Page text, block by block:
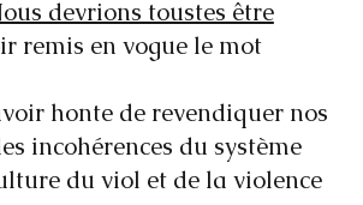
devrions toustes être
remis en vogue le mot
honte de revendiquer nos
incohérences du système
du viol et de la violence